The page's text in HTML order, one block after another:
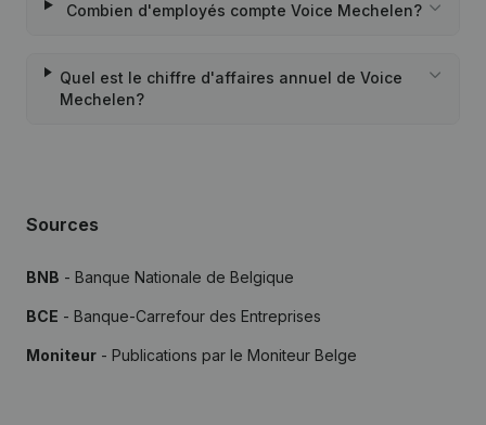
Combien d'employés compte Voice Mechelen?
Quel est le chiffre d'affaires annuel de Voice
Mechelen?
Sources
BNB - Banque Nationale de Belgique
BCE - Banque-Carrefour des Entreprises
Moniteur - Publications par le Moniteur Belge